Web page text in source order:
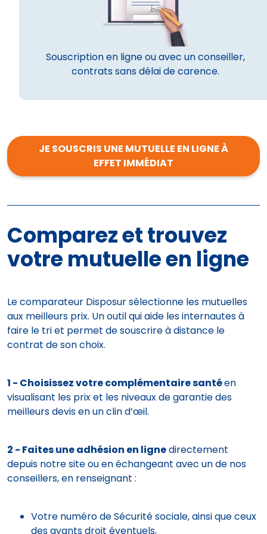
Souscription en ligne ou avec un conseiller,
contrats sans délai de carence.
JE SOUSCRIS UNE MUTUELLE EN LIGNE À
EFFET IMMÉDIAT
Comparez et trouvez
votre mutuelle en ligne
Le comparateur Disposur sélectionne les mutuelles
aux meilleurs prix. Un outil qui aide les internautes à
faire le tri et permet de souscrire à distance le
contrat de son choix.
1 - Choisissez votre complémentaire santéen
visualisant les prix et les niveaux de garantie des
meilleurs devis en un clin d’œil.
2 - Faites une adhésion en lignedirectement
depuis notre site ou en échangeant avec un de nos
conseillers, en renseignant :
Votre numéro de Sécurité sociale, ainsi que ceux
des ayants droit éventuels,